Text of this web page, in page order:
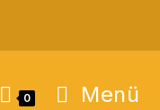
0 Menü